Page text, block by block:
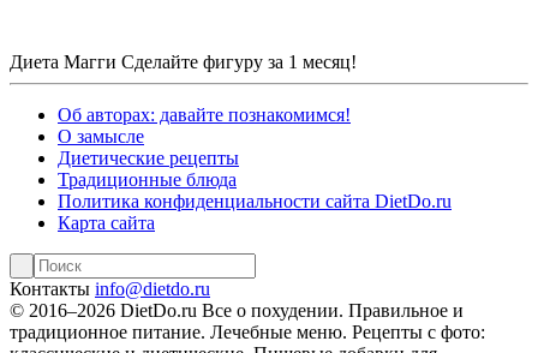
Диета Магги Сделайте фигуру за 1 месяц!
Об авторах: давайте познакомимся!
О замысле
Диетические рецепты
Традиционные блюда
Политика конфиденциальности сайта DietDo.ru
Карта сайта
Контакты info@dietdo.ru
© 2016–2026 DietDo.ru Все о похудении. Правильное и
традиционное питание. Лечебные меню. Рецепты с фото: